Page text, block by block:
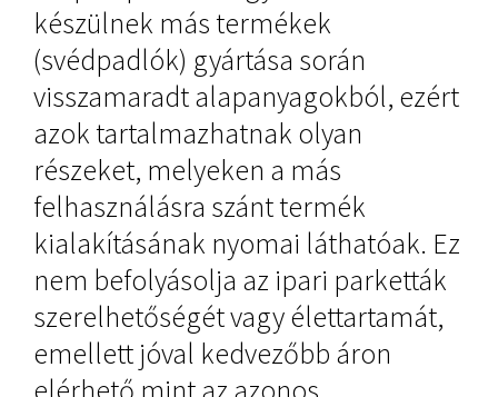
készülnek más termékek
(svédpadlók) gyártása során
visszamaradt alapanyagokból, ezért
azok tartalmazhatnak olyan
részeket, melyeken a más
felhasználásra szánt termék
kialakításának nyomai láthatóak. Ez
nem befolyásolja az ipari parketták
szerelhetőségét vagy élettartamát,
emellett jóval kedvezőbb áron